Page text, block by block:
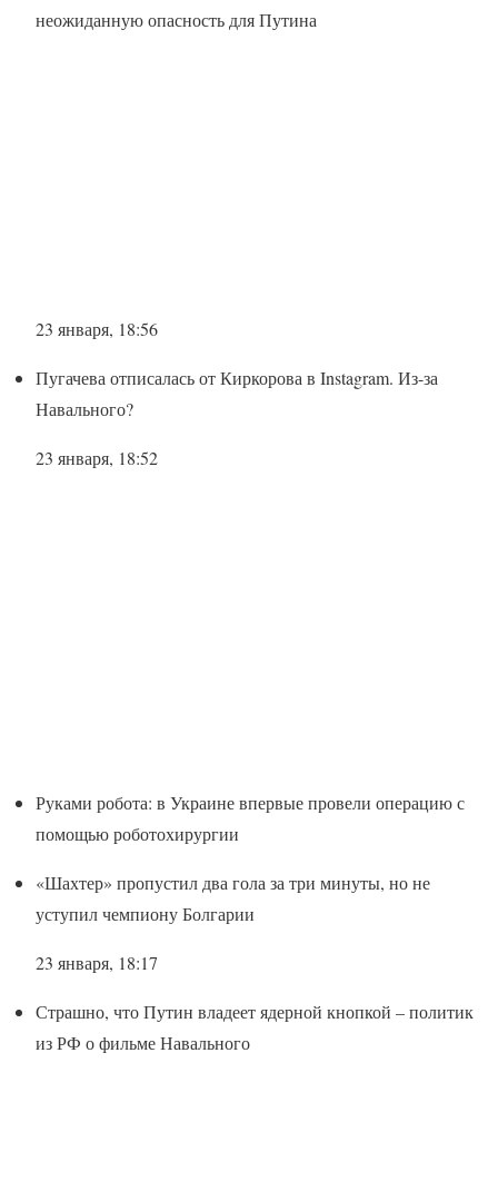
неожиданную опасность для Путина
23 января, 18:56
Пугачева отписалась от Киркорова в Instagram. Из-за
Навального?
23 января, 18:52
Руками робота: в Украине впервые провели операцию с
помощью роботохирургии
«Шахтер» пропустил два гола за три минуты, но не
уступил чемпиону Болгарии
23 января, 18:17
Страшно, что Путин владеет ядерной кнопкой – политик
из РФ о фильме Навального